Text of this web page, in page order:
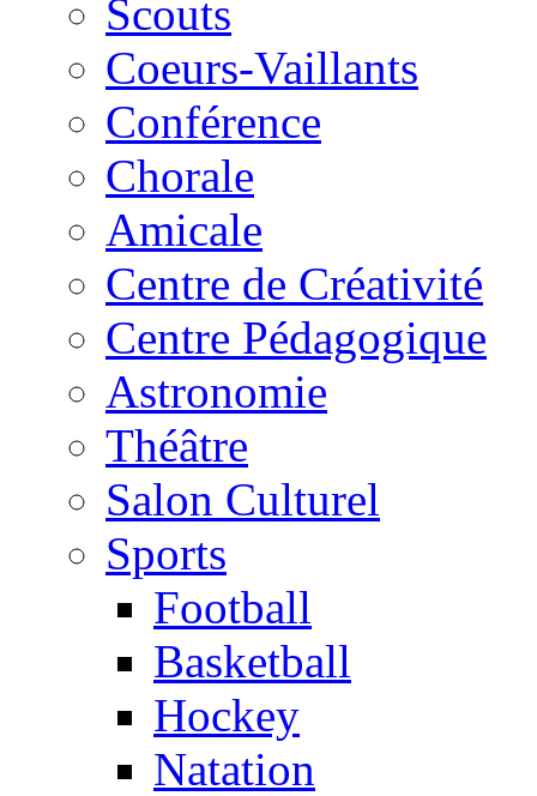
Scouts
Coeurs-Vaillants
Conférence
Chorale
Amicale
Centre de Créativité
Centre Pédagogique
Astronomie
Théâtre
Salon Culturel
Sports
Football
Basketball
Hockey
Natation